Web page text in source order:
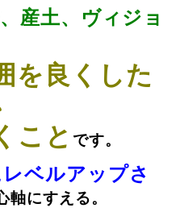
産土、ヴィジョ
を良くした
こと です。
ベルアップさ
軸にすえる。